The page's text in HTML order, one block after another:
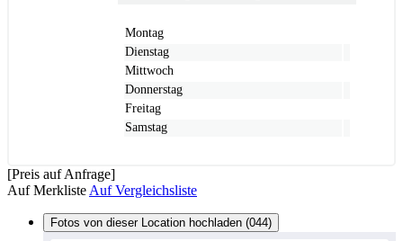
Montag
Dienstag
Mittwoch
Donnerstag
Freitag
Samstag
[Preis auf Anfrage]
Auf Merkliste Auf Vergleichsliste
Fotos von dieser Location hochladen (044)